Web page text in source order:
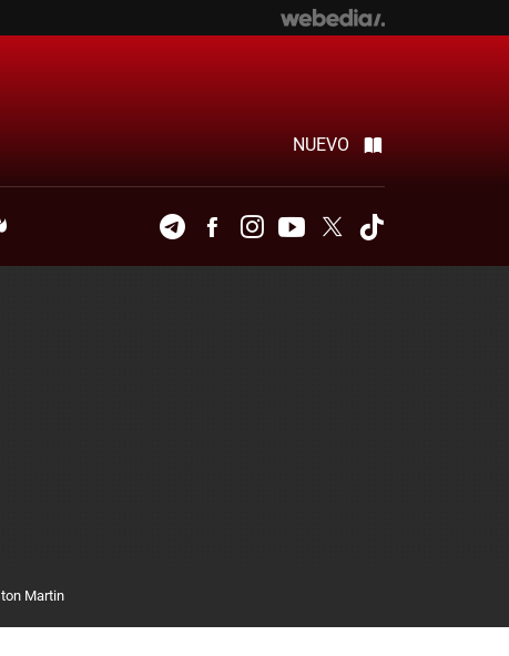
NUEVO
TelegramFacebookInstagramYoutubeTwitter
Martin